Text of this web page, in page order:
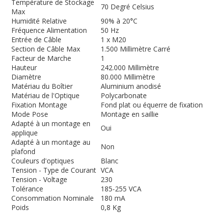
Température de Stockage
Max
70 Degré Celsius
Humidité Relative
90% à 20°C
Fréquence Alimentation
50 Hz
Entrée de Câble
1 x M20
Section de Câble Max
1.500 Millimètre Carré
Facteur de Marche
1
Hauteur
242.000 Millimètre
Diamètre
80.000 Millimètre
Matériau du Boîtier
Aluminium anodisé
Matériau de l'Optique
Polycarbonate
Fixation Montage
Fond plat ou équerre de fixation
Mode Pose
Montage en saillie
Adapté à un montage en
applique
Oui
Adapté à un montage au
plafond
Non
Couleurs d'optiques
Blanc
Tension - Type de Courant VCA
Tension - Voltage
230
Tolérance
185-255 VCA
Consommation Nominale
180 mA
Poids
0,8 Kg